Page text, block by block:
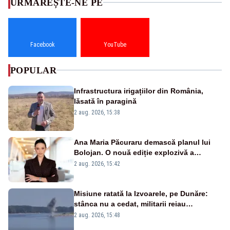
URMĂREȘTE-NE PE
Facebook YouTube
POPULAR
Infrastructura irigațiilor din România,
lăsată în paragină
2 aug. 2026, 15:38
Ana Maria Păcuraru demască planul lui
Bolojan. O nouă ediție explozivă a
emisiunii „Miza Zilei” la Realitatea PLUS
2 aug. 2026, 15:42
Misiune ratată la Izvoarele, pe Dunăre:
stânca nu a cedat, militarii reiau
detonările luni – VIDEO
2 aug. 2026, 15:48